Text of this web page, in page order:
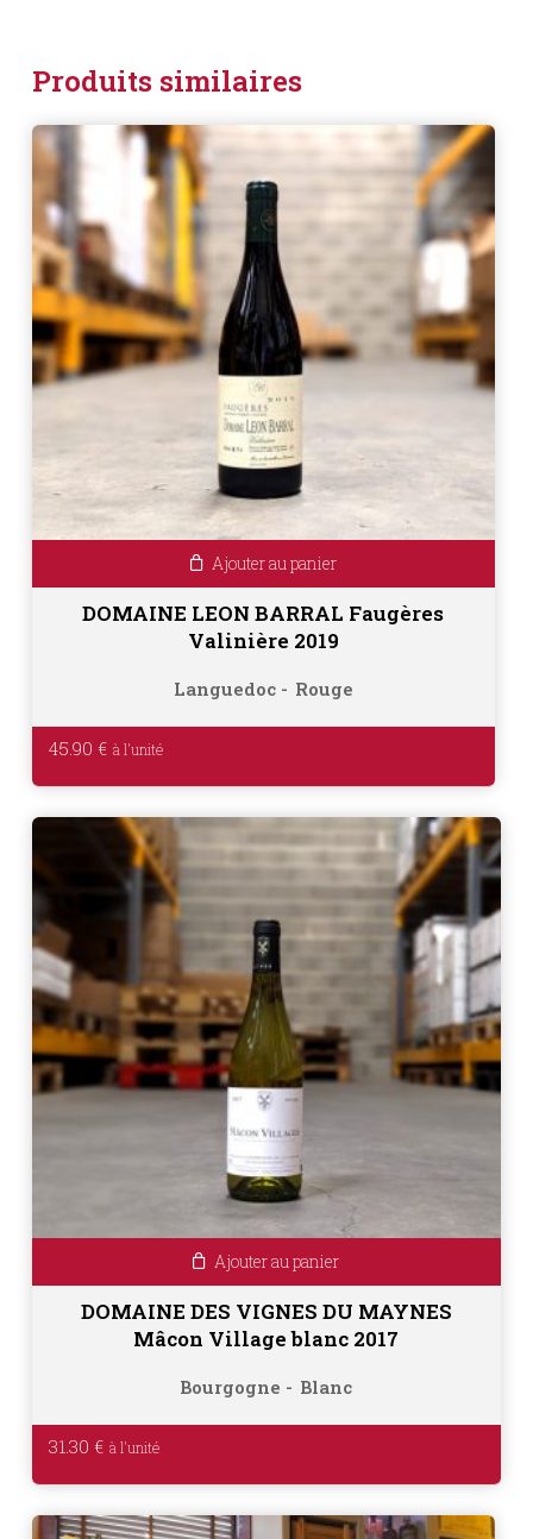
Produits similaires
Ajouter au panier
DOMAINE LEON BARRAL Faugères
Valinière 2019
Languedoc Rouge
45.90 €
Ajouter au panier
DOMAINE DES VIGNES DU MAYNES
Mâcon Village blanc 2017
Bourgogne Blanc
31.30 €